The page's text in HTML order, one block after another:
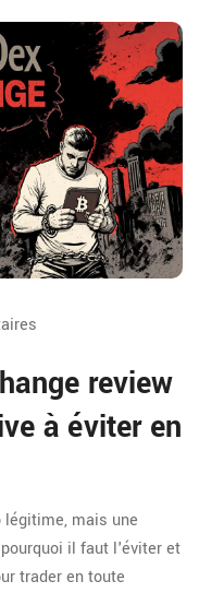
review
à éviter en
légitime, mais une
il faut l'éviter et
trader en toute